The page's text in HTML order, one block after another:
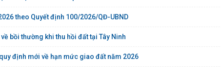
theo Quyết định 100/2026/QĐ-UBND
bồi thường khi thu hồi đất tại Tây Ninh
định mới về hạn mức giao đất năm 2026